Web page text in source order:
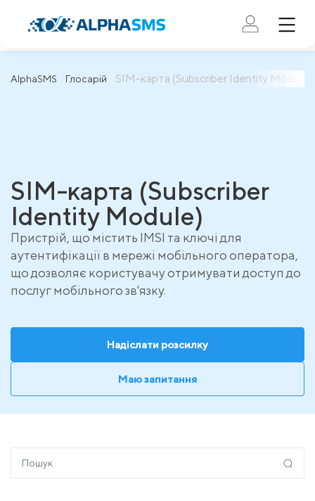
AlphaSMS Глосарій SIM-карта (Subscriber Identity Module)
SIM-карта (Subscriber
Identity Module)
Пристрій, що містить IMSI та ключі для
аутентифікації в мережі мобільного оператора,
що дозволяє користувачу отримувати доступ до
послуг мобільного зв'язку.
Надіслати розсилку
Маю запитання